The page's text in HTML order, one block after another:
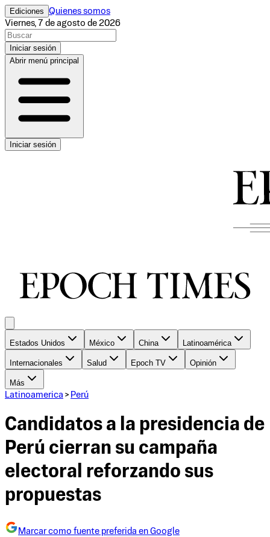
Ediciones Quienes somos
Viernes, 7 de agosto de 2026
Iniciar sesión
Abrir menú principal
Iniciar sesión
Estados Unidos México China Latinoamérica
Internacionales Salud Epoch TV Opinión
Más
Latinoamerica > Perú
Candidatos a la presidencia de
Perú cierran su campaña
electoral reforzando sus
propuestas
Marcar como fuente preferida en Google